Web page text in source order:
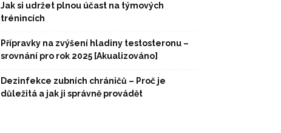
Jak si udržet plnou účast na týmových
trénincích
Přípravky na zvýšení hladiny testosteronu –
srovnání pro rok 2025 [Akualizováno]
Dezinfekce zubních chráničů – Proč je
důležitá a jak ji správně provádět